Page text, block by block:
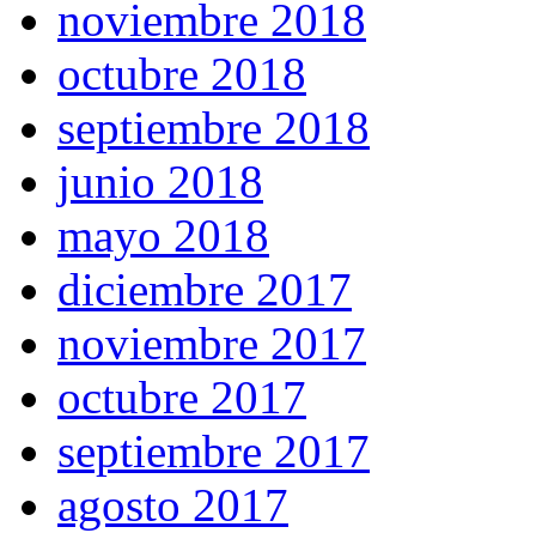
noviembre 2018
octubre 2018
septiembre 2018
junio 2018
mayo 2018
diciembre 2017
noviembre 2017
octubre 2017
septiembre 2017
agosto 2017